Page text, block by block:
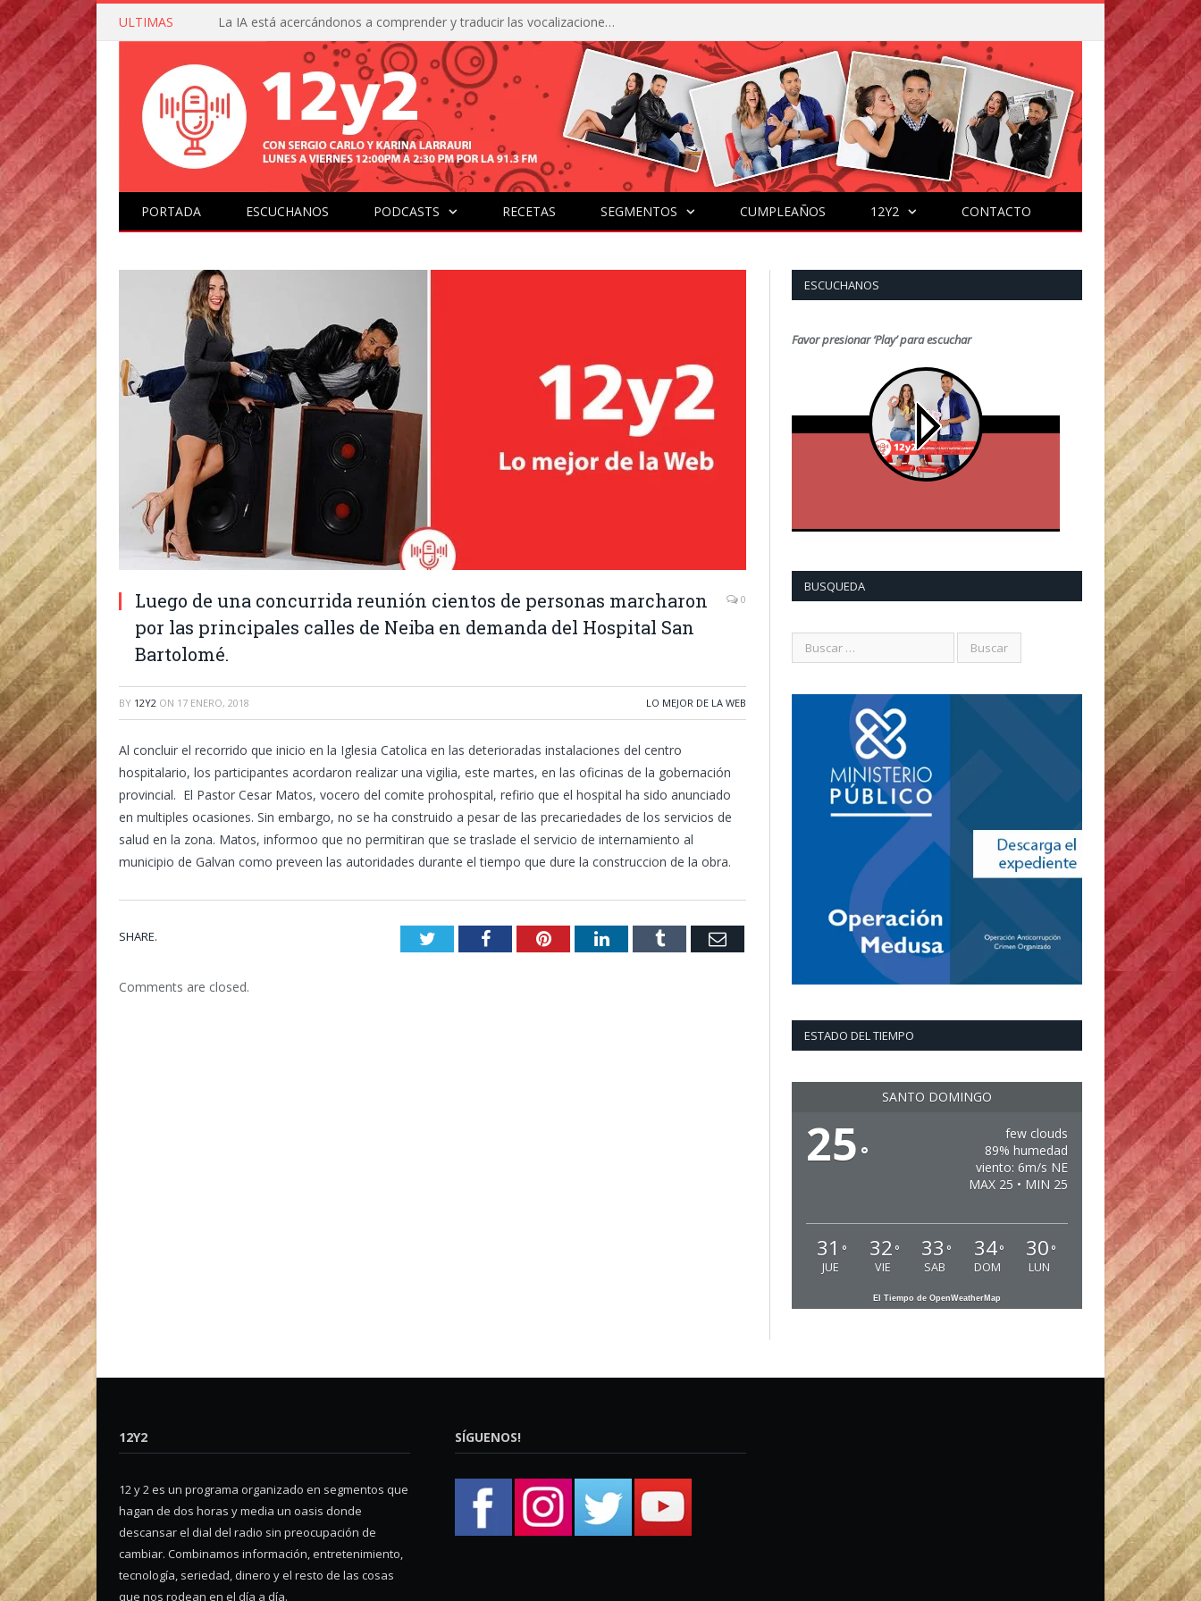
ULTIMAS La IA está acercándonos a comprender y traducir las vocalizaciones y comportamientos de nuestras mascotas
PORTADA ESCUCHANOS PODCASTS RECETAS SEGMENTOS CUMPLEAÑOS 12Y2 CONTACTO
Luego de una concurrida reunión cientos de personas marcharon
por las principales calles de Neiba en demanda del Hospital San
Bartolomé.
0
BY 12Y2 ON 17 ENERO, 2018 LO MEJOR DE LA WEB
Al concluir el recorrido que inicio en la Iglesia Catolica en las deterioradas instalaciones del centro
hospitalario, los participantes acordaron realizar una vigilia, este martes, en las oficinas de la gobernación
provincial. El Pastor Cesar Matos, vocero del comite prohospital, refirio que el hospital ha sido anunciado
en multiples ocasiones. Sin embargo, no se ha construido a pesar de las precariedades de los servicios de
salud en la zona. Matos, informoo que no permitiran que se traslade el servicio de internamiento al
municipio de Galvan como preveen las autoridades durante el tiempo que dure la construccion de la obra.
SHARE. TwitterFacebookPinterestLinkedInTumblr Email
Comments are closed.
ESCUCHANOS
Favor presionar ‘Play’ para escuchar
BUSQUEDA
ESTADO DEL TIEMPO
SANTO DOMINGO
25 °
few clouds
89% humedad
viento: 6m/s NE
MAX 25 • MIN 25
31 °
JUE
32 °
VIE
33 °
SAB
34°
DOM
30 °
LUN
El Tiempo de OpenWeatherMap
12Y2
12 y 2 es un programa organizado en segmentos que
hagan de dos horas y media un oasis donde
descansar el dial del radio sin preocupación de
cambiar. Combinamos información, entretenimiento,
tecnología, seriedad, dinero y el resto de las cosas
que nos rodean en el día a día.
SÍGUENOS!